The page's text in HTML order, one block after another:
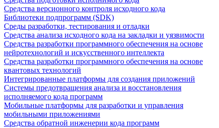
Средства версионного контроля исходного кода
Библиотеки подпрограмм (SDK)
Среды разработки, тестирования и отладки
Средства анализа исходного кода на закладки и уязвимости
Средства разработки программного обеспечения на основе
нейротехнологий и искусственного интеллекта
Средства разработки программного обеспечения на основе
квантовых технологий
Интегрированные платформы для создания приложений
Системы предотвращения анализа и восстановления
исполняемого кода программ
Мобильные платформы для разработки и управления
мобильными приложениями
Средства обратной инженерии кода программ